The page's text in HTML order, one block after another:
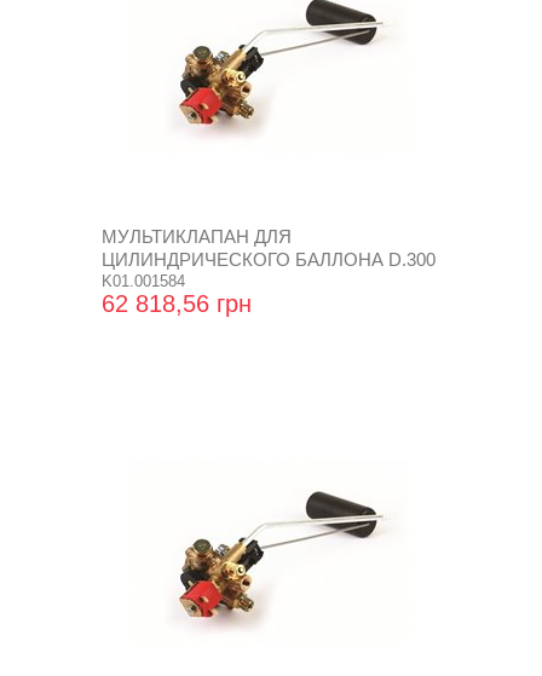
МУЛЬТИКЛАПАН ДЛЯ
ЦИЛИНДРИЧЕСКОГО БАЛЛОНА D.300
SUPER
K01.001584
62 818,56 грн